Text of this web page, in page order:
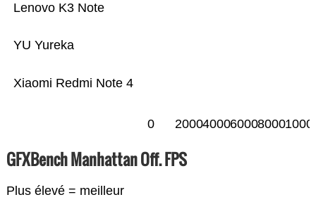
Xiaomi Redmi Note 4
YU Yureka
Lenovo K3 Note
0 2000400060008000
GFXBench Manhattan Off. FPS
Plus élevé = meilleur